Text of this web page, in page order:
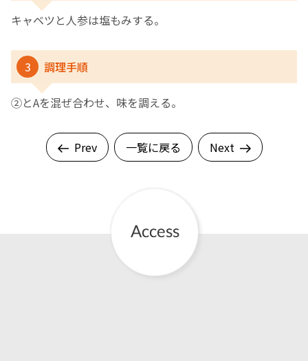
キャベツと人参は塩もみする。
3 調理手順
②とAを混ぜ合わせ、味を調える。
Prev 一覧に戻る Next